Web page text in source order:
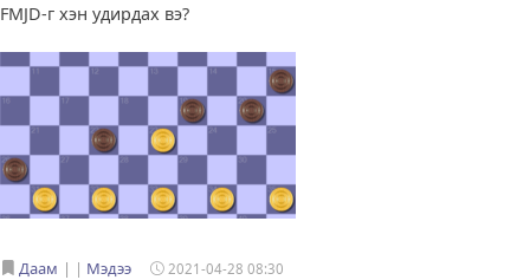
FMJD-г хэн удирдах вэ?
Даам | Мэдээ 2021-04-28 08:30